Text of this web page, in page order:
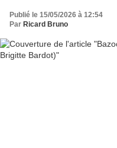
Publié le 15/05/2026 à 12:54
Par Ricard Bruno